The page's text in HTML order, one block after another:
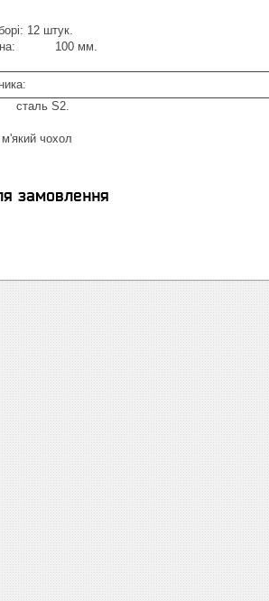
12 штук.
100 мм.
S2.
чохол
замовлення